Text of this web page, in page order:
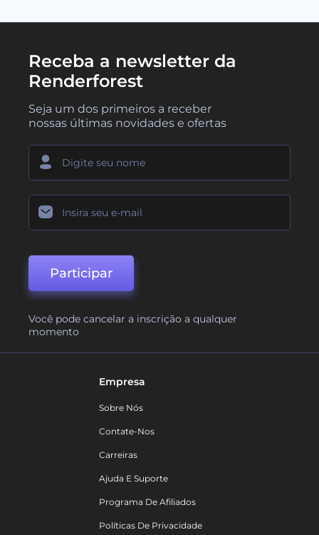
Receba a newsletter da
Renderforest
Seja um dos primeiros a receber
nossas últimas novidades e ofertas
Participar
Você pode cancelar a inscrição a qualquer
momento
Empresa
Sobre Nós
Contate-Nos
Carreiras
Ajuda E Suporte
Programa De Afiliados
Políticas De Privacidade